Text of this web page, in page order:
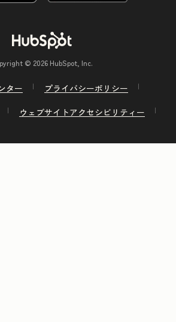
© 2026 HubSpot, Inc.
ター
プライバシーポリシー
ウェブサイトアクセシビリティー